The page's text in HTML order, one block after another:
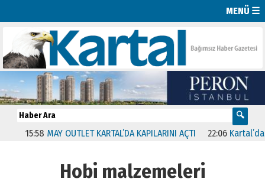
MENÜ ☰
15:58 MAY OUTLET KARTAL’DA KAPILARINI AÇTI 22:06 Kartal’da
Hobi malzemeleri